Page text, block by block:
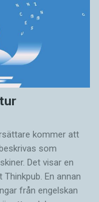
­kommer att
som
Det visar en
En annan
från engelskan